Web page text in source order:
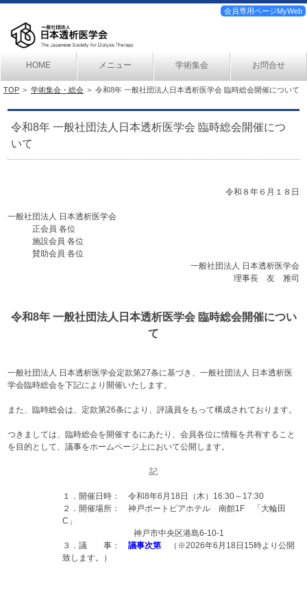
会員専用ページMyWeb
HOME メニュー 学術集会 お問合せ
TOP 学術集会・総会 令和8年 一般社団法人日本透析医学会 臨時総会開催について
令和8年 一般社団法人日本透析医学会 臨時総会開催につ
いて
令和８年６月１８日
一般社団法人 日本透析医学会
正会員 各位
施設会員 各位
賛助会員 各位
一般社団法人 日本透析医学会
理事長 友 雅司
令和8年 一般社団法人日本透析医学会 臨時総会開催につい
て
一般社団法人 日本透析医学会定款第27条に基づき、一般社団法人 日本透析医
学会臨時総会を下記により開催いたします。
また、臨時総会は、定款第26条により、評議員をもって構成されております。
つきましては、臨時総会を開催するにあたり、会員各位に情報を共有すること
を目的として、議事をホームページ上において公開します。
記
１．開催日時： 令和8年6月18日（木）16:30～17:30
２．開催場所： 神戸ポートピアホテル 南館1F 「大輪田
C」
神戸市中央区港島6-10-1
３．議 事：議事次第 （※2026年6月18日15時より公開
致します。）